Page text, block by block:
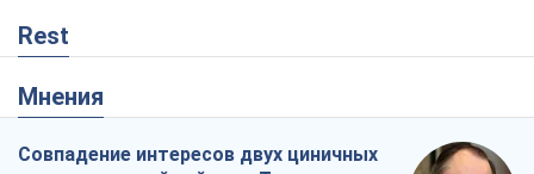
Rest
Мнения
Совпадение интересов двух циничных